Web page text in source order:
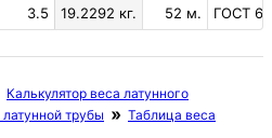
3.5 19.2292 кг. 52 м. ГОСТ
Калькулятор веса латунного
латунной трубы
Таблица веса